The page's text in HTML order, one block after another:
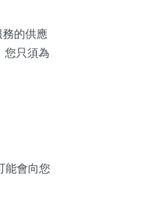
的供應
您只須為
能會向您